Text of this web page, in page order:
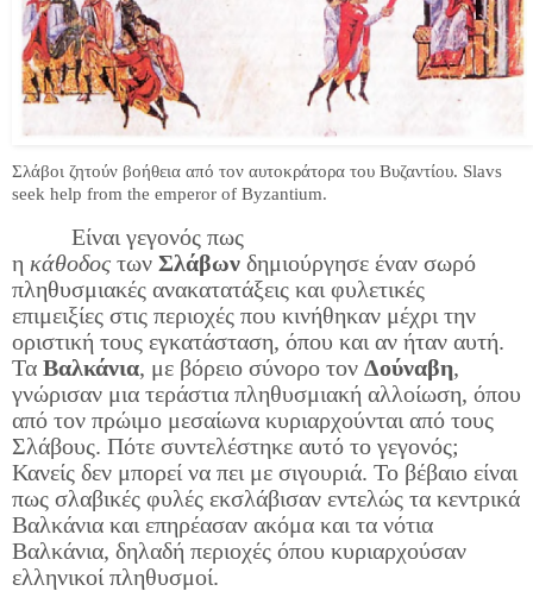
Σλάβοι ζητούν βοήθεια από τον αυτοκράτορα του Βυζαντίου. Slavs
seek help from the emperor of Byzantium.
Είναι γεγονός πως
η κάθοδος των Σλάβων δημιούργησε έναν σωρό
πληθυσμιακές ανακατατάξεις και φυλετικές
επιμειξίες στις περιοχές που κινήθηκαν μέχρι την
οριστική τους εγκατάσταση, όπου και αν ήταν αυτή.
Τα Βαλκάνια, με βόρειο σύνορο τον Δούναβη,
γνώρισαν μια τεράστια πληθυσμιακή αλλοίωση, όπου
από τον πρώιμο μεσαίωνα κυριαρχούνται από τους
Σλάβους. Πότε συντελέστηκε αυτό το γεγονός;
Κανείς δεν μπορεί να πει με σιγουριά. Το βέβαιο είναι
πως σλαβικές φυλές εκσλάβισαν εντελώς τα κεντρικά
Βαλκάνια και επηρέασαν ακόμα και τα νότια
Βαλκάνια, δηλαδή περιοχές όπου κυριαρχούσαν
ελληνικοί πληθυσμοί.